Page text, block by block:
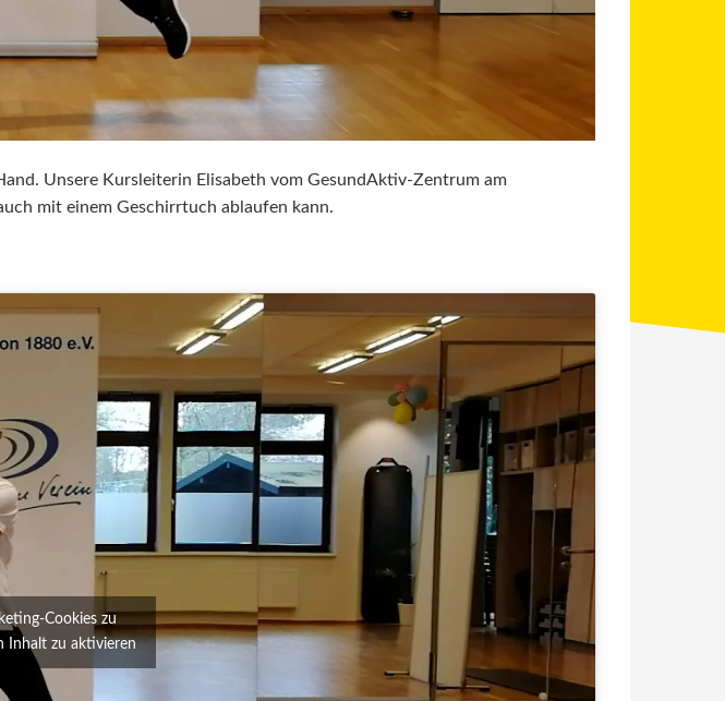
Unsere Kursleiterin Elisabeth vom GesundAktiv-Zentrum am
mit einem Geschirrtuch ablaufen kann.
Cookies zu
Inhalt zu aktivieren